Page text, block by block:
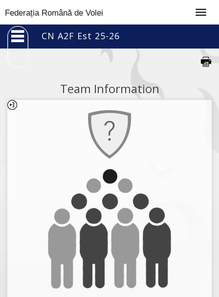
Federația Română de Volei
CN A2F Est 25-26
Team Information